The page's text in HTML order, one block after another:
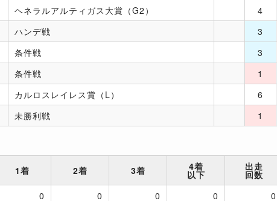
ヘネラルアルティガス大賞（G2） 4
ハンデ戦 3
条件戦 3
条件戦 1
カルロスレイレス賞（L） 6
未勝利戦 1
1着 2着 3着 4着
以下
出走
回数
0 0 0 0 0